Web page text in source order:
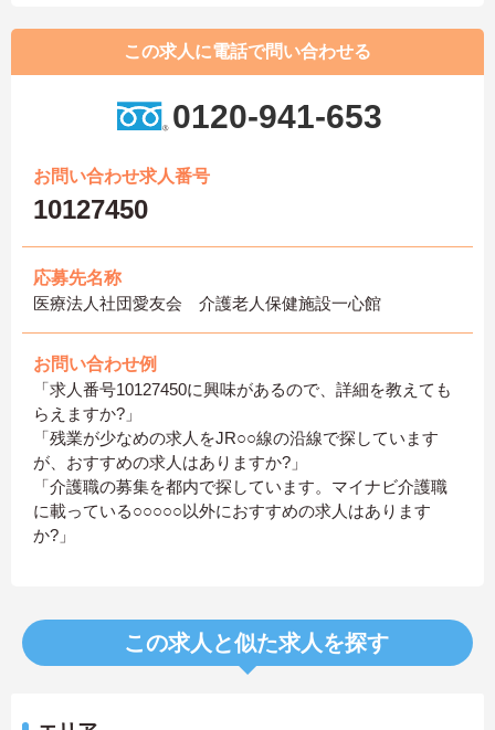
この求人に電話で問い合わせる
0120-941-653
お問い合わせ求人番号
10127450
応募先名称
医療法人社団愛友会 介護老人保健施設一心館
お問い合わせ例
「求人番号10127450に興味があるので、詳細を教えても
らえますか?」
「残業が少なめの求人をJR○○線の沿線で探しています
が、おすすめの求人はありますか?」
「介護職の募集を都内で探しています。マイナビ介護職
に載っている○○○○○以外におすすめの求人はあります
か?」
この求人と似た求人を探す